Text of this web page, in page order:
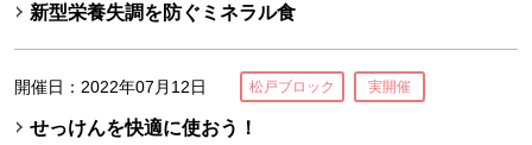
新型栄養失調を防ぐミネラル食
開催日：2022年07月12日 松戸ブロック 実開催
せっけんを快適に使おう！